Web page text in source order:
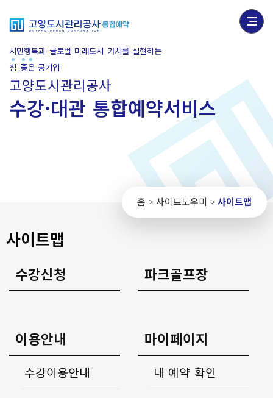
시민행복과 글로벌 미래도시 가치를 실현하는
참 좋은공기업
고양도시관리공사
수강·대관 통합예약서비스
사이트맵
홈 > 사이트도우미 > 사이트맵
수강신청 파크골프장
이용안내
수강이용안내
마이페이지
내 예약 확인